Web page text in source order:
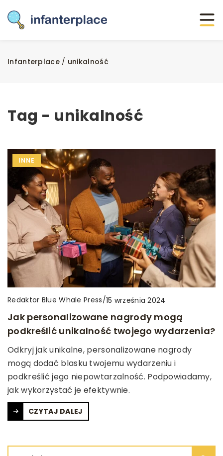
Infanterplace/ unikalność
Tag - unikalność
INNE
Redaktor Blue Whale Press/15 września 2024
Jak personalizowane nagrody mogą
podkreślić unikalność twojego wydarzenia?
Odkryj jak unikalne, personalizowane nagrody
mogą dodać blasku twojemu wydarzeniu i
podkreślić jego niepowtarzalność. Podpowiadamy,
jak wykorzystać je efektywnie.
CZYTAJ DALEJ